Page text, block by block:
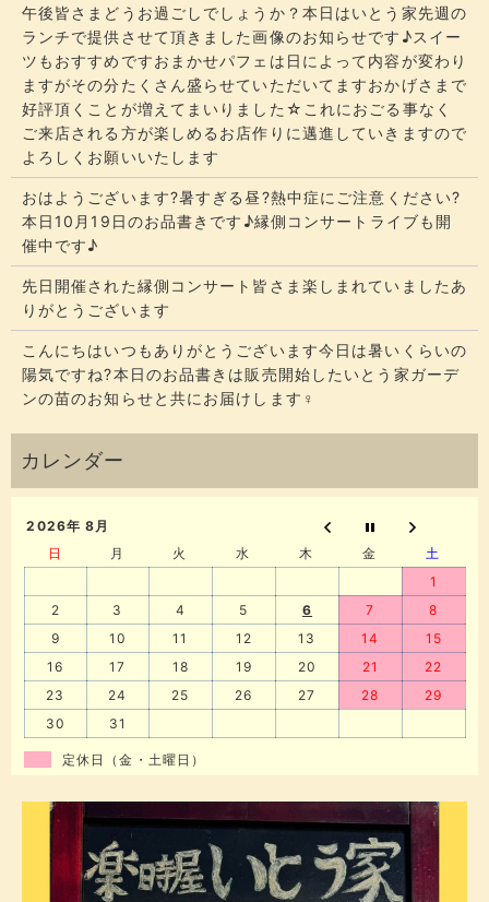
午後皆さまどうお過ごしでしょうか？​​​本日はいとう家先週の
ランチで提供させて頂きました画像のお知らせです♪スイー
ツもおすすめですおまかせパフェは日によって内容が変わり
ますがその分たくさん盛らせていただいてます​​​おかげさまで
好評頂くことが増えてまいりました☆​​これにおごる事なく
ご来店される方が楽しめるお店作りに邁進していきますので
よろしくお願いいたします
おはようございます?暑すぎる昼?熱中症にご注意ください?
本日10月19日のお品書きです♪縁側コンサートライブも開
催中です♪
先日開催された縁側コンサート皆さま楽しまれていましたあ
りがとうございます
こんにちはいつもありがとうございます今日は暑いくらいの
陽気ですね?本日のお品書きは販売開始したいとう家ガーデ
ンの苗のお知らせと共にお届けします‍♀️
2026年 8月
日
月 火 水 木 金
土
1
2
3 4 5 6 7
8
9
10 11 12 13 14
15
16
17 18 19 20 21
22
23
24 25 26 27 28
29
30
31
定休日（金・土曜日）